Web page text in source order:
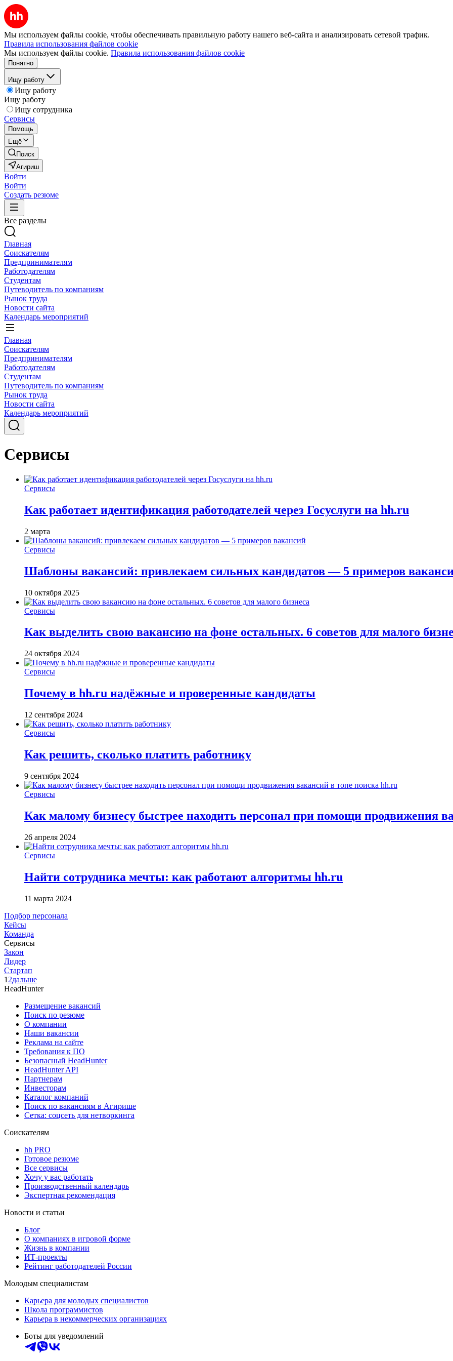
Мы используем файлы cookie, чтобы обеспечивать правильную работу нашего веб-сайта и анализировать сетевой трафик.
Правила использования файлов cookie
Мы используем файлы cookie. Правила использования файлов cookie
Понятно
Ищу работу
Ищу работу
Ищу работу
Ищу сотрудника
Сервисы
Помощь
Ещё
Поиск
Агириш
Войти
Войти
Создать резюме
Все разделы
Главная
Соискателям
Предпринимателям
Работодателям
Студентам
Путеводитель по компаниям
Рынок труда
Новости сайта
Календарь мероприятий
Главная
Соискателям
Предпринимателям
Работодателям
Студентам
Путеводитель по компаниям
Рынок труда
Новости сайта
Календарь мероприятий
Сервисы
Сервисы
Как работает идентификация работодателей через Госуслуги на hh.ru
2 марта
Сервисы
Шаблоны вакансий: привлекаем сильных кандидатов — 5 примеров
10 октября 2025
Сервисы
Как выделить свою вакансию на фоне остальных. 6 советов для малого
24 октября 2024
Сервисы
Почему в hh.ru надёжные и проверенные кандидаты
12 сентября 2024
Сервисы
Как решить, сколько платить работнику
9 сентября 2024
Сервисы
Как малому бизнесу быстрее находить персонал при помощи продвижения
26 апреля 2024
Сервисы
Найти сотрудника мечты: как работают алгоритмы hh.ru
11 марта 2024
Подбор персонала
Кейсы
Команда
Сервисы
Закон
Лидер
Стартап
1 2дальше
HeadHunter
Размещение вакансий
Поиск по резюме
О компании
Наши вакансии
Реклама на сайте
Требования к ПО
Безопасный HeadHunter
HeadHunter API
Партнерам
Инвесторам
Каталог компаний
Поиск по вакансиям в Агирише
Сетка: соцсеть для нетворкинга
Соискателям
hh PRO
Готовое резюме
Все сервисы
Хочу у вас работать
Производственный календарь
Экспертная рекомендация
Новости и статьи
Блог
О компаниях в игровой форме
Жизнь в компании
ИТ-проекты
Рейтинг работодателей России
Молодым специалистам
Карьера для молодых специалистов
Школа программистов
Карьера в некоммерческих организациях
Боты для уведомлений